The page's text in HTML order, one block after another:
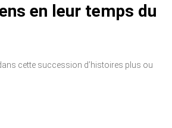
en leur temps du
cette succession d’histoires plus ou